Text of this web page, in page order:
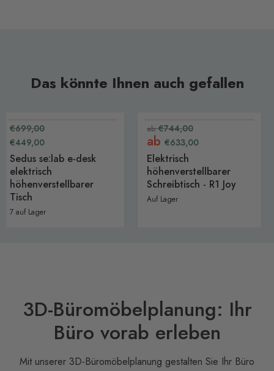
Das könnte Ihnen auch gefallen
Sedus
se:lab
e-
desk
elektrisch
höhenverstellbarer
Tisch
Ursprünglicher
Preis
€699,00
Aktueller
Preis
€449,00
Sedus se:lab e-desk
elektrisch
höhenverstellbarer
Tisch
7 auf Lager
Express - Neu
Elektrisch
höhenverstellbarer
Schreibtisch
R1
Joy
Ursprünglicher
Preis
ab€744,00
ab €633,00
Elektrisch
höhenverstellbarer
Schreibtisch - R1 Joy
Auf Lager
3D-Büromöbelplanung: Ihr
Büro vorab erleben
Mit unserer 3D-Büromöbelplanung gestalten Sie Ihr Büro